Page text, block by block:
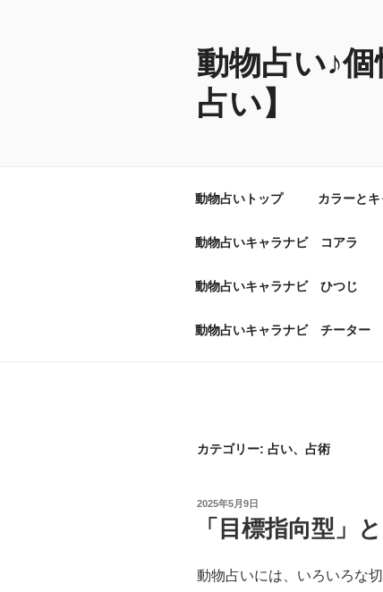
動物占い♪
占い】
動物占いトップ カラーと
動物占いキャラナビ コアラ
動物占いキャラナビ ひつじ
動物占いキャラナビ チーター
カテゴリー: 占い、占術
投
日:
2025年5月9日
「目標指向型」
動物占いには、いろいろな